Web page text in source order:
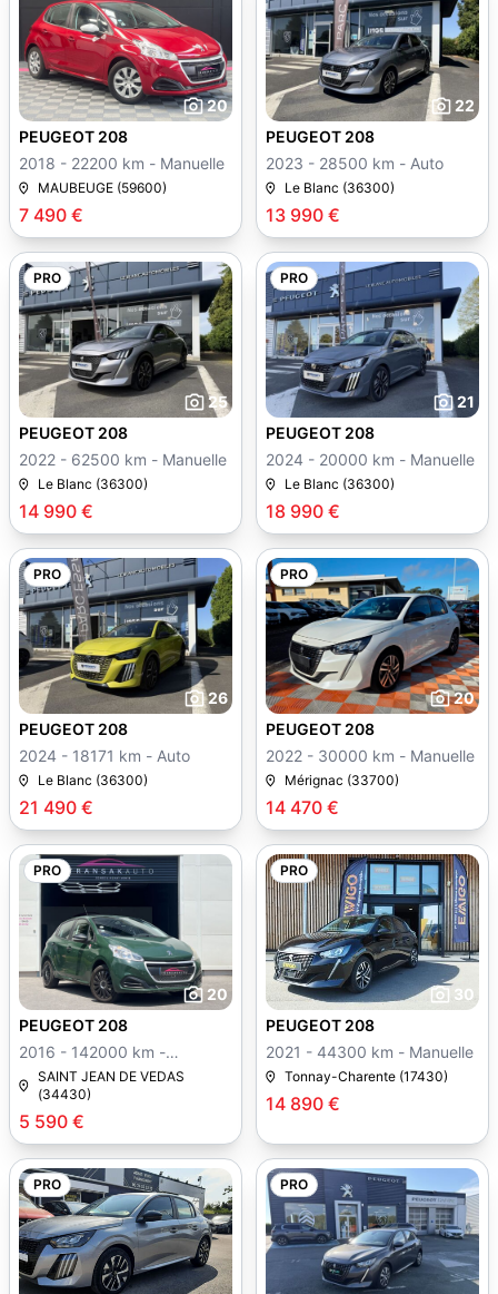
20
7 490 €
PEUGEOT 208
2018 - 22200 km - Manuelle
MAUBEUGE (59600)
22
13 990 €
PEUGEOT 208
2023 - 28500 km - Auto
Le Blanc (36300)
PRO
25
14 990 €
PEUGEOT 208
2022 - 62500 km - Manuelle
Le Blanc (36300)
PRO
21
18 990 €
PEUGEOT 208
2024 - 20000 km - Manuelle
Le Blanc (36300)
PRO
26
21 490 €
PEUGEOT 208
2024 - 18171 km - Auto
Le Blanc (36300)
PRO
20
14 470 €
PEUGEOT 208
2022 - 30000 km - Manuelle
Mérignac (33700)
PRO
20
5 590 €
PEUGEOT 208
2016 - 142000 km -
Manuelle
SAINT JEAN DE VEDAS
(34430)
PRO
30
14 890 €
PEUGEOT 208
2021 - 44300 km - Manuelle
Tonnay-Charente (17430)
PRO PRO